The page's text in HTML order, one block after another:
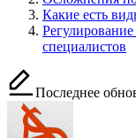
Какие есть
специалистов
Последнее